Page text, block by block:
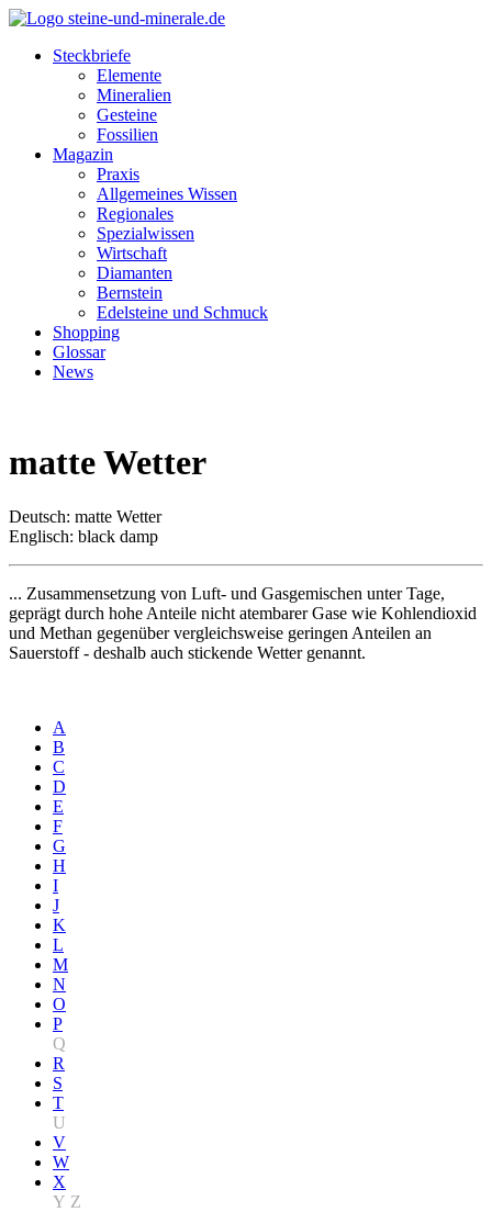
Steckbriefe
Elemente
Mineralien
Gesteine
Fossilien
Magazin
Praxis
Allgemeines Wissen
Regionales
Spezialwissen
Wirtschaft
Diamanten
Bernstein
Edelsteine und Schmuck
Shopping
Glossar
News
matte Wetter
Deutsch: matte Wetter
Englisch: black damp
... Zusammensetzung von Luft- und Gasgemischen unter Tage,
geprägt durch hohe Anteile nicht atembarer Gase wie Kohlendioxid
und Methan gegenüber vergleichsweise geringen Anteilen an
Sauerstoff - deshalb auch stickende Wetter genannt.
A
B
C
D
E
F
G
H
I
J
K
L
M
N
O
P
Q
R
S
T
U
V
W
X
Y Z